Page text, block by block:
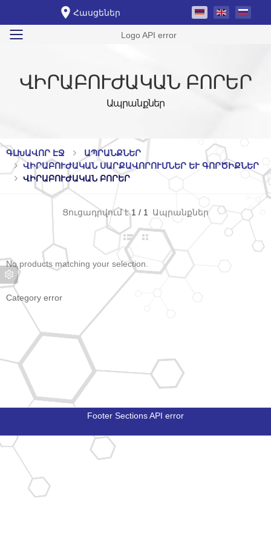
Հասցեներ
Toggle mobile menu
Logo API error
ՎԻՐԱԲՈՒԺԱԿԱՆ ԲՈՐԵՐ
Ապրանքներ
ԳԼԽԱՎՈՐ ԷՋ
ԱՊՐԱՆՔՆԵՐ
ՎԻՐԱԲՈՒԺԱԿԱՆ ՍԱՐՔԱՎՈՐՈՒՄՆԵՐ ԵՒ ԳՈՐԾԻՔՆԵՐ
ՎԻՐԱԲՈՒԺԱԿԱՆ ԲՈՐԵՐ
Ցուցադրվում է 1 / 1 Ապրանքներ
No products matching your selection.
Category error
Footer Sections API error